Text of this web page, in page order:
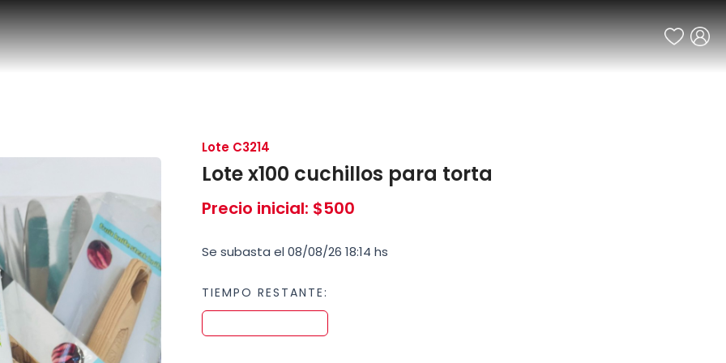
Lote C3214
Lote x100 cuchillos para torta
Precio inicial: $500
Se subasta el 08/08/26 18:14 hs
TIEMPO RESTANTE: